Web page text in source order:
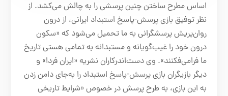
اساس مطرح ساختن چنین پرسشی را به چالش می‌کشد. از
نظر توفیق بازی پرسش-پاسخ استبداد ایرانی، از درون
روان‌پریش پرسشگرانی به ما تحمیل می‌شود که «سکون
درون خود را غیب‌گویانه و مستبدانه به تمامی هستی تاریخ
ما فرامی‌فکنند». وی دست‌اندرکاران نشریه «ایران فردا» و
دیگر بازیگران بازی پرسش-پاسخ استبداد را به‌جای دامن زدن
به این بازی، به طرح پرسش در خصوص «شرایط تاریخی